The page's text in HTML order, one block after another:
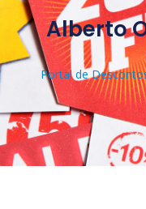
Alberto
Portal de